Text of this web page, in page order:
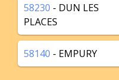
58230 - DUN LES
PLACES
58140 - EMPURY